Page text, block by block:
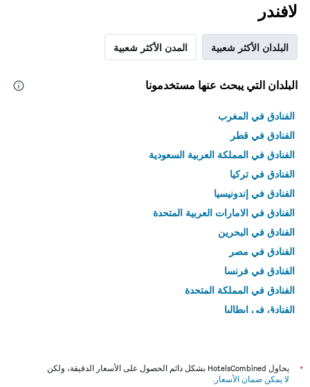
لافندر
البلدان الأكثر شعبية المدن الأكثر شعبية
البلدان التي يبحث عنها مستخدمونا
الفنادق في المغرب
الفنادق في قطر
الفنادق في المملكة العربية السعودية
الفنادق في تركيا
الفنادق في إندونيسيا
الفنادق في الامارات العربية المتحدة
الفنادق في البحرين
الفنادق في مصر
الفنادق في فرنسا
الفنادق في المملكة المتحدة
الفنادق في إيطاليا
*
يحاول HotelsCombined بشكل دائم الحصول على الأسعار الدقيقة، ولكن
لا يمكن ضمان الأسعار .